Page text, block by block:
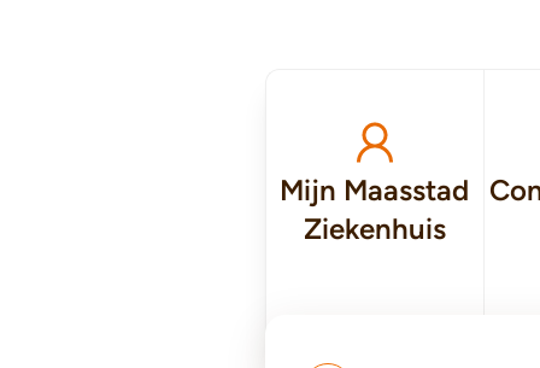
Mijn Maasstad
Ziekenhuis